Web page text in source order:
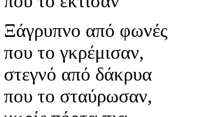
Ξάγρυπνο από φωνές
που το γκρέμισαν,
στεγνό από δάκρυα
που το σταύρωσαν,